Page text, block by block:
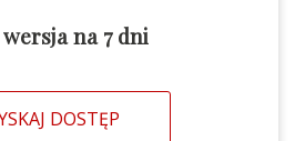
wersja na 7 dni
DOSTĘP